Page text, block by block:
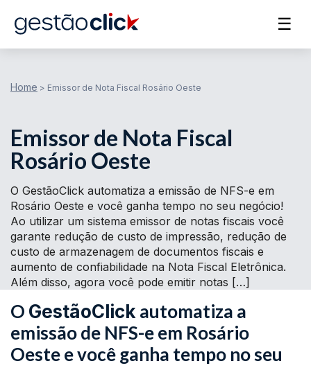
☰
Home > Emissor de Nota Fiscal Rosário Oeste
Emissor de Nota Fiscal
Rosário Oeste
O GestãoClick automatiza a emissão de NFS-e em
Rosário Oeste e você ganha tempo no seu negócio!
Ao utilizar um sistema emissor de notas fiscais você
garante redução de custo de impressão, redução de
custo de armazenagem de documentos fiscais e
aumento de confiabilidade na Nota Fiscal Eletrônica.
Além disso, agora você pode emitir notas […]
O GestãoClick automatiza a
emissão de NFS-e em Rosário
Oeste e você ganha tempo no seu